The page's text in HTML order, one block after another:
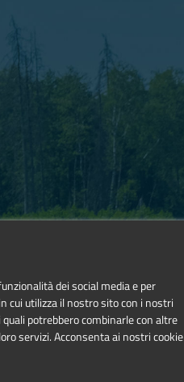
dei social media e per
cui utilizza il nostro sito con i nostri
potrebbero combinarle con altre
servizi. Acconsenta ai nostri cookie